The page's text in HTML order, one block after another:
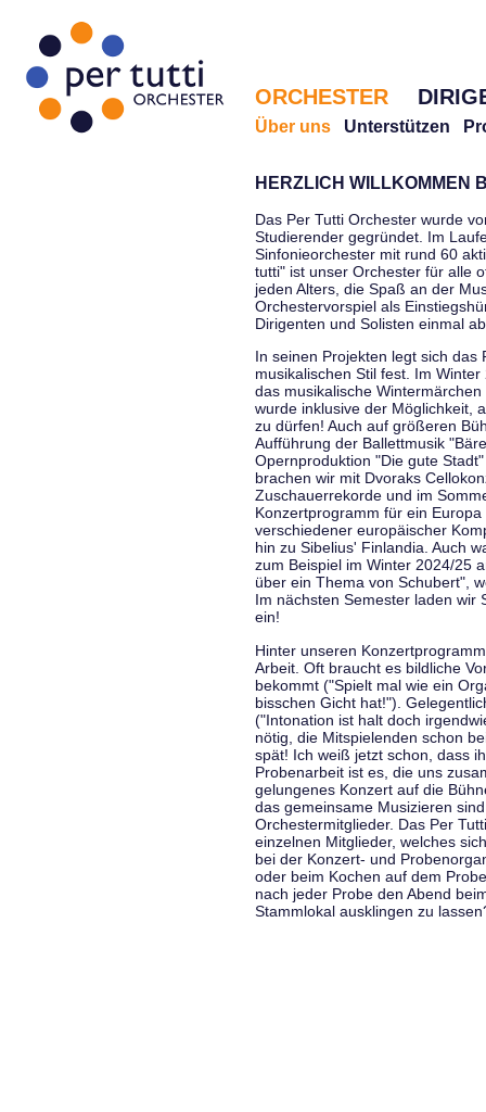
ORCHESTER
Über uns Unterstützen
HERZLICH WILLKOMMEN
Das Per Tutti Orchester wurde
Studierender gegründet. Im
Sinfonieorchester mit rund 60
tutti" ist unser Orchester für alle
jeden Alters, die Spaß an der
Orchestervorspiel als
Dirigenten und Solisten einmal
In seinen Projekten legt sich das
musikalischen Stil fest. Im
das musikalische
wurde inklusive der Möglichkeit,
zu dürfen! Auch auf größeren
Aufführung der Ballettmusik
Opernproduktion "Die gute
brachen wir mit Dvoraks
Zuschauerrekorde und im
Konzertprogramm für ein
verschiedener europäischer
hin zu Sibelius' Finlandia. Auch
zum Beispiel im Winter 2024/25
über ein Thema von Schubert",
Im nächsten Semester laden wir
ein!
Hinter unseren
Arbeit. Oft braucht es bildliche
bekommt ("Spielt mal wie ein
bisschen Gicht hat!").
("Intonation ist halt doch
nötig, die Mitspielenden schon
spät! Ich weiß jetzt schon, dass
Probenarbeit ist es, die uns
gelungenes Konzert auf die
das gemeinsame Musizieren
Orchestermitglieder. Das Per
einzelnen Mitglieder, welches
bei der Konzert- und
oder beim Kochen auf dem
nach jeder Probe den Abend
Stammlokal ausklingen zu